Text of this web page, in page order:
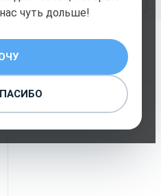
чуть дольше!